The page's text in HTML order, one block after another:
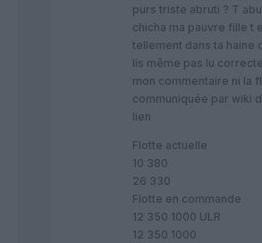
purs triste abruti ? T
chicha ma pauvre fille t
tellement dans ta haine
lis même pas lu
mon commentaire ni la
communiquée par wiki
lien
Flotte actuelle
10 380
26 330
Flotte en commande
12 350 1000 ULR
12 350 1000